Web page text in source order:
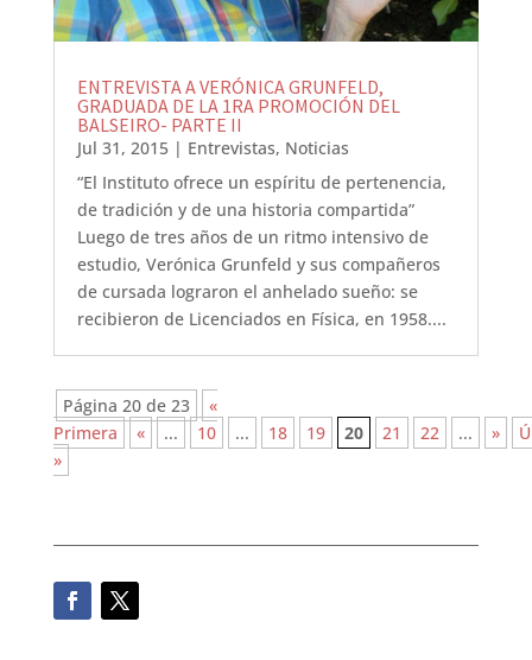
ENTREVISTA A VERÓNICA GRUNFELD,
GRADUADA DE LA 1RA PROMOCIÓN DEL
BALSEIRO- PARTE II
Jul 31, 2015| Entrevistas, Noticias
“El Instituto ofrece un espíritu de pertenencia,
de tradición y de una historia compartida”
Luego de tres años de un ritmo intensivo de
estudio, Verónica Grunfeld y sus compañeros
de cursada lograron el anhelado sueño: se
recibieron de Licenciados en Física, en 1958....
Página 20 de 23
«
Primera
« ... 10 ... 18 19 20 21 22 ... »
»